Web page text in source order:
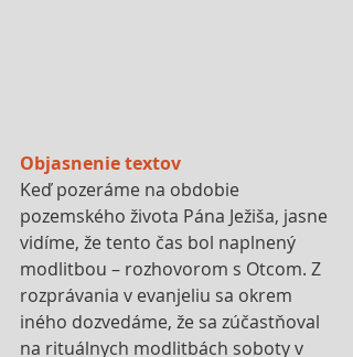
Objasnenie textov
Keď pozeráme na obdobie
pozemského života Pána Ježiša, jasne
vidíme, že tento čas bol naplnený
modlitbou – rozhovorom s Otcom. Z
rozprávania v evanjeliu sa okrem
iného dozvedáme, že sa zúčastňoval
na rituálnych modlitbách soboty v